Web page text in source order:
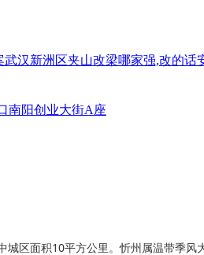
武汉新洲区夹山改梁哪家强,改的话
南阳创业大街A座
区面积10平方公里。忻州属温带季